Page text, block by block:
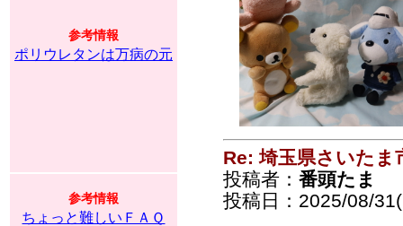
参考情報
ポリウレタンは万病の元
参考情報
ちょっと難しいＦＡＱ
Re: 埼玉県さいたま
投稿者： 番頭たま
投稿日：2025/08/